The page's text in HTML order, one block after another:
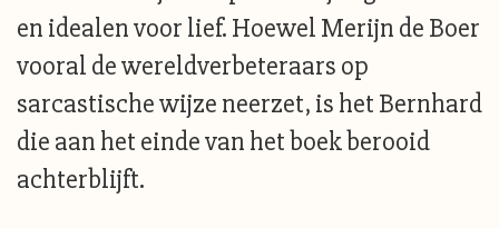
en idealen voor lief. Hoewel Merijn de Boer
vooral de wereldverbeteraars op
sarcastische wijze neerzet, is het Bernhard
die aan het einde van het boek berooid
achterblijft.